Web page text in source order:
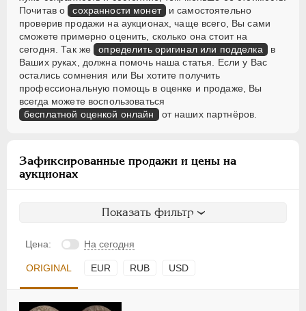
Почитав о сохранности монет и самостоятельно
проверив продажи на аукционах, чаще всего, Вы сами
сможете примерно оценить, сколько она стоит на
сегодня. Так же определить оригинал или подделка в
Ваших руках, должна помочь наша статья. Если у Вас
остались сомнения или Вы хотите получить
профессиональную помощь в оценке и продаже, Вы
всегда можете воспользоваться
бесплатной оценкой онлайн от наших партнёров.
Зафиксированные продажи и цены на
аукционах
Показать фильтр
Цена: На сегодня
ORIGINAL EUR RUB USD